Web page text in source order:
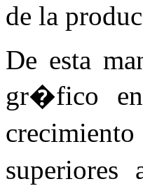
de la
De esta
gr�fico